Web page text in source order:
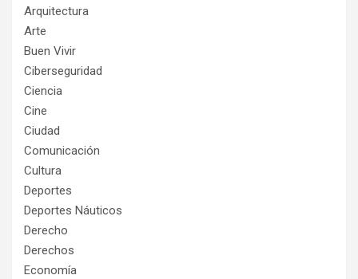
Arquitectura
Arte
Buen Vivir
Ciberseguridad
Ciencia
Cine
Ciudad
Comunicación
Cultura
Deportes
Deportes Náuticos
Derecho
Derechos
Economía